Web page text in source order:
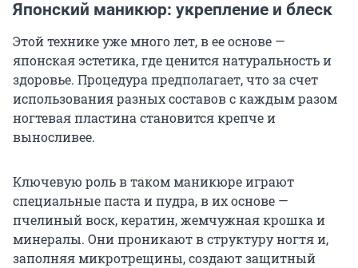
Японский маникюр: укрепление и блеск
Этой технике уже много лет, в ее основе —
японская эстетика, где ценится натуральность и
здоровье. Процедура предполагает, что за счет
использования разных составов с каждым разом
ногтевая пластина становится крепче и
выносливее.
Ключевую роль в таком маникюре играют
специальные паста и пудра, в их основе —
пчелиный воск, кератин, жемчужная крошка и
минералы. Они проникают в структуру ногтя и,
заполняя микротрещины, создают защитный